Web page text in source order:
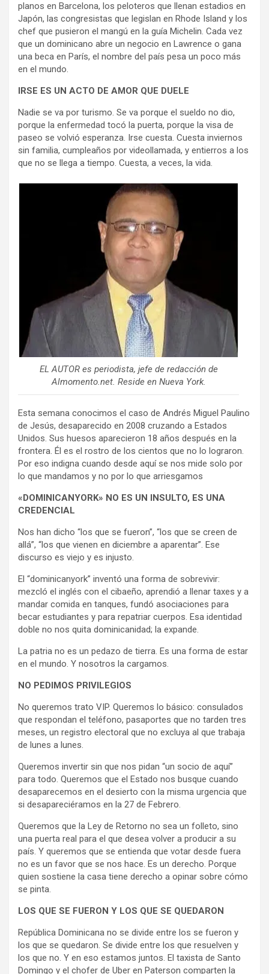
planos en Barcelona, los peloteros que llenan estadios en
Japón, las congresistas que legislan en Rhode Island y los
chef que pusieron el mangú en la guía Michelin. Cada vez
que un dominicano abre un negocio en Lawrence o gana
una beca en París, el nombre del país pesa un poco más
en el mundo.
IRSE ES UN ACTO DE AMOR QUE DUELE
Nadie se va por turismo. Se va porque el sueldo no dio,
porque la enfermedad tocó la puerta, porque la visa de
paseo se volvió esperanza. Irse cuesta. Cuesta inviernos
sin familia, cumpleaños por videollamada, y entierros a los
que no se llega a tiempo. Cuesta, a veces, la vida.
EL AUTOR es periodista, jefe de redacción de
Almomento.net. Reside en Nueva York.
Esta semana conocimos el caso de Andrés Miguel Paulino
de Jesús, desaparecido en 2008 cruzando a Estados
Unidos. Sus huesos aparecieron 18 años después en la
frontera. Él es el rostro de los cientos que no lo lograron.
Por eso indigna cuando desde aquí se nos mide solo por
lo que mandamos y no por lo que arriesgamos
«DOMINICANYORK» NO ES UN INSULTO, ES UNA
CREDENCIAL
Nos han dicho “los que se fueron”, “los que se creen de
allá”, “los que vienen en diciembre a aparentar”. Ese
discurso es viejo y es injusto.
El “dominicanyork” inventó una forma de sobrevivir:
mezcló el inglés con el cibaeño, aprendió a llenar taxes y a
mandar comida en tanques, fundó asociaciones para
becar estudiantes y para repatriar cuerpos. Esa identidad
doble no nos quita dominicanidad; la expande.
La patria no es un pedazo de tierra. Es una forma de estar
en el mundo. Y nosotros la cargamos.
NO PEDIMOS PRIVILEGIOS
No queremos trato VIP. Queremos lo básico: consulados
que respondan el teléfono, pasaportes que no tarden tres
meses, un registro electoral que no excluya al que trabaja
de lunes a lunes.
Queremos invertir sin que nos pidan “un socio de aquí”
para todo. Queremos que el Estado nos busque cuando
desaparecemos en el desierto con la misma urgencia que
si desapareciéramos en la 27 de Febrero.
Queremos que la Ley de Retorno no sea un folleto, sino
una puerta real para el que desea volver a producir a su
país. Y queremos que se entienda que votar desde fuera
no es un favor que se nos hace. Es un derecho. Porque
quien sostiene la casa tiene derecho a opinar sobre cómo
se pinta.
LOS QUE SE FUERON Y LOS QUE SE QUEDARON
República Dominicana no se divide entre los se fueron y
los que se quedaron. Se divide entre los que resuelven y
los que no. Y en eso estamos juntos. El taxista de Santo
Domingo y el chofer de Uber en Paterson comparten la